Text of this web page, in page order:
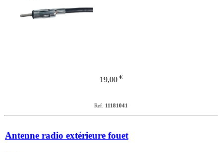
19,00 €
Ref. 11181041
Antenne radio extérieure fouet